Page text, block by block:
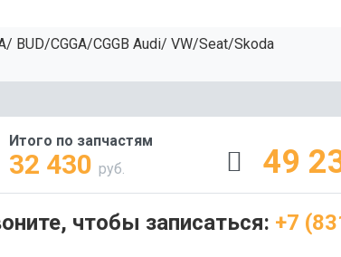
CGGA/CGGB Audi/ VW/Seat/Skoda
Итого по запчастям
32 430 руб. 49
чтобы записаться: +7